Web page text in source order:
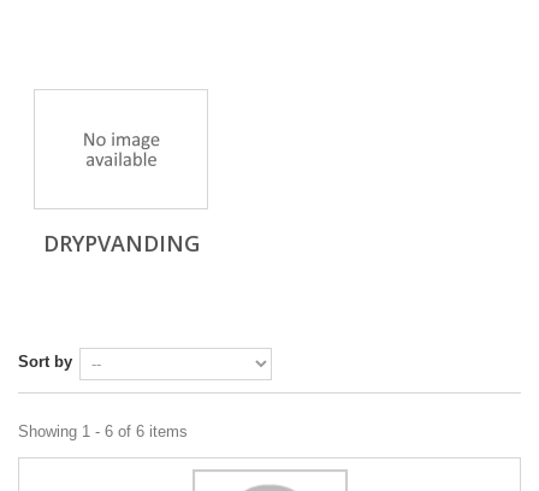
DRYPVANDING
Sort by
Showing 1 - 6 of 6 items